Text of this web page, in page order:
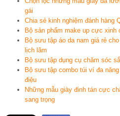
gái
Chia sẻ kinh nghiệm đánh hàng
Bộ sản phẩm make up cực
Bộ sưu tập áo da nam giá rẻ
lịch lãm
Bộ sưu tập dụng cụ chăm sóc
Bộ sưu tập combo túi ví đa
điệu
Những mẫu giày đinh tán cực
sang trọng